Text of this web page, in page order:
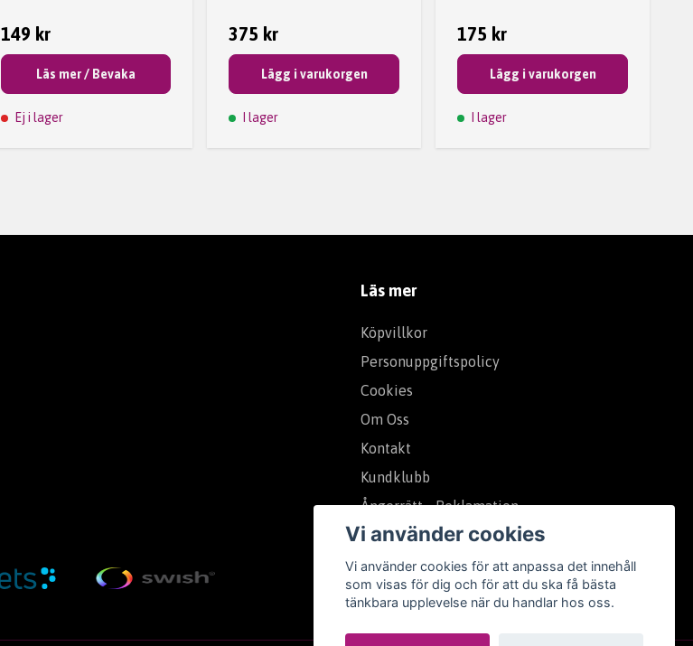
149 kr
Läs mer / Bevaka
Ej i lager
375 kr
Lägg i varukorgen
I lager
175 kr
Lägg i varukorgen
I lager
Läs mer
Köpvillkor
Personuppgiftspolicy
Cookies
Om Oss
Kontakt
Kundklubb
Ångerrätt - Reklamation
Vi använder cookies
Vi använder cookies för att anpassa det innehåll
som visas för dig och för att du ska få bästa
tänkbara upplevelse när du handlar hos oss.